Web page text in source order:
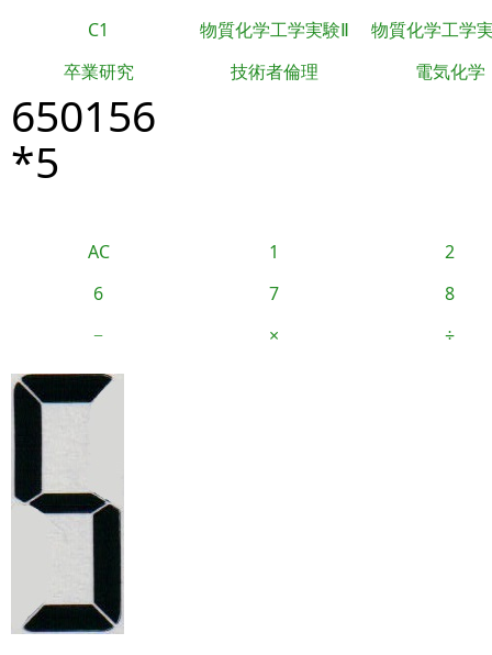
C1 物質化学工学実験Ⅱ
物質化学工学
卒業研究
技術者倫理 電気化学
650156
*5
AC 1
2
6
7
8
−
× ÷